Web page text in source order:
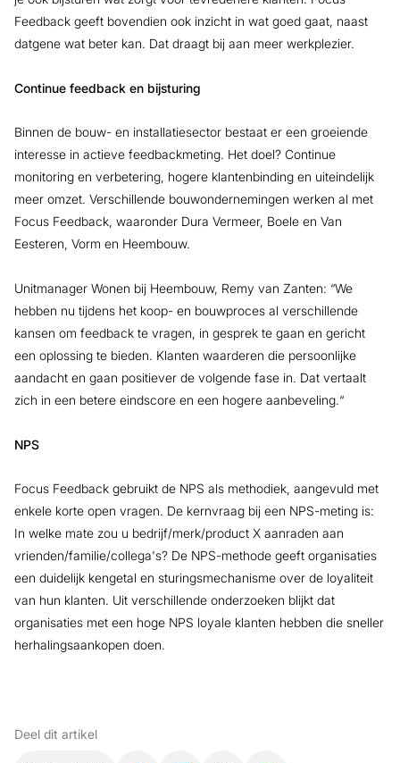
Feedback geeft bovendien ook inzicht in wat goed gaat, naast
datgene wat beter kan. Dat draagt bij aan meer werkplezier.
Continue feedback en bijsturing
Binnen de bouw- en installatiesector bestaat er een groeiende
interesse in actieve feedbackmeting. Het doel? Continue
monitoring en verbetering, hogere klantenbinding en uiteindelijk
meer omzet. Verschillende bouwondernemingen werken al met
Focus Feedback, waaronder Dura Vermeer, Boele en Van
Eesteren, Vorm en Heembouw.
Unitmanager Wonen bij Heembouw, Remy van Zanten: “We
hebben nu tijdens het koop- en bouwproces al verschillende
kansen om feedback te vragen, in gesprek te gaan en gericht
een oplossing te bieden. Klanten waarderen die persoonlijke
aandacht en gaan positiever de volgende fase in. Dat vertaalt
zich in een betere eindscore en een hogere aanbeveling.“
NPS
Focus Feedback gebruikt de NPS als methodiek, aangevuld met
enkele korte open vragen. De kernvraag bij een NPS-meting is:
In welke mate zou u bedrijf/merk/product X aanraden aan
vrienden/familie/collega's? De NPS-methode geeft organisaties
een duidelijk kengetal en sturingsmechanisme over de loyaliteit
van hun klanten. Uit verschillende onderzoeken blijkt dat
organisaties met een hoge NPS loyale klanten hebben die sneller
herhalingsaankopen doen.
Deel dit artikel